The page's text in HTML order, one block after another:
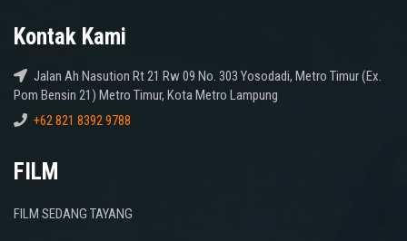
Kontak Kami
Jalan Ah Nasution Rt 21 Rw 09 No. 303 Yosodadi, Metro Timur (Ex.
Pom Bensin 21) Metro Timur, Kota Metro Lampung
+62 821 8392 9788
FILM
FILM SEDANG TAYANG